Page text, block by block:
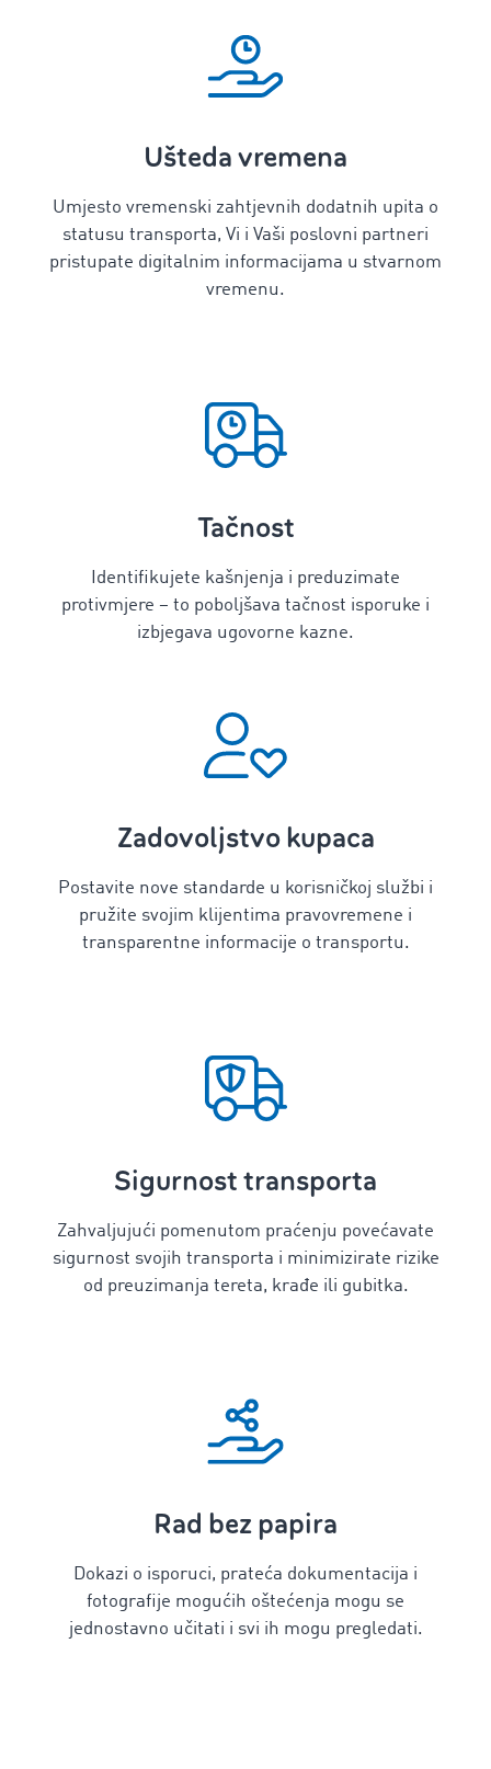
Ušteda vremena
Umjesto vremenski zahtjevnih dodatnih upita o
statusu transporta, Vi i Vaši poslovni partneri
pristupate digitalnim informacijama u stvarnom
vremenu.
Tačnost
Identifikujete kašnjenja i preduzimate
protivmjere – to poboljšava tačnost isporuke i
izbjegava ugovorne kazne.
Zadovoljstvo kupaca
Postavite nove standarde u korisničkoj službi i
pružite svojim klijentima pravovremene i
transparentne informacije o transportu.
Sigurnost transporta
Zahvaljujući pomenutom praćenju povećavate
sigurnost svojih transporta i minimizirate rizike
od preuzimanja tereta, krađe ili gubitka.
Rad bez papira
Dokazi o isporuci, prateća dokumentacija i
fotografije mogućih oštećenja mogu se
jednostavno učitati i svi ih mogu pregledati.